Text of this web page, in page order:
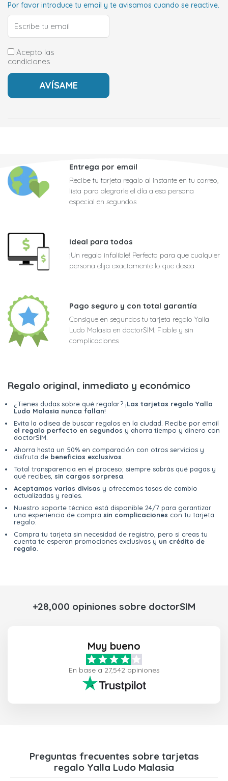
Por favor introduce tu email y te avisamos cuando se reactive.
Acepto las
condiciones
Entrega por email
Recibe tu tarjeta regalo al instante en tu correo,
lista para alegrarle el día a esa persona
especial en segundos
Ideal para todos
¡Un regalo infalible! Perfecto para que cualquier
persona elija exactamente lo que desea
Pago seguro y con total garantía
Consigue en segundos tu tarjeta regalo Yalla
Ludo Malasia en doctorSIM. Fiable y sin
complicaciones
Regalo original, inmediato y económico
¿Tienes dudas sobre qué regalar? ¡Las tarjetas regalo Yalla
Ludo Malasia nunca fallan!
Evita la odisea de buscar regalos en la ciudad. Recibe por email
el regalo perfecto en segundos y ahorra tiempo y dinero con
doctorSIM.
Ahorra hasta un 50% en comparación con otros servicios y
disfruta de beneficios exclusivos
Total transparencia en el proceso; siempre sabrás qué pagas y
qué recibes, sin cargos sorpresa
Aceptamos varias divisas y ofrecemos tasas de cambio
actualizadas y reales.
Nuestro soporte técnico está disponible 24/7 para garantizar
una experiencia de compra sin complicaciones con tu tarjeta
regalo.
Compra tu tarjeta sin necesidad de registro, pero si creas tu
cuenta te esperan promociones exclusivas y un crédito de
regalo
+28,000 opiniones sobre doctorSIM
Muy bueno
En base a 27,542 opiniones
Preguntas frecuentes sobre tarjetas
regalo Yalla Ludo Malasia